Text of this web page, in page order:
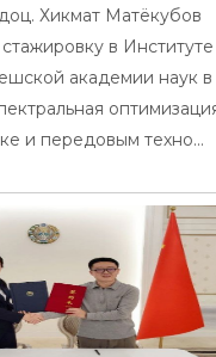
Хикмат Матёкубов
в Институте
академии наук в
и передовым техно...